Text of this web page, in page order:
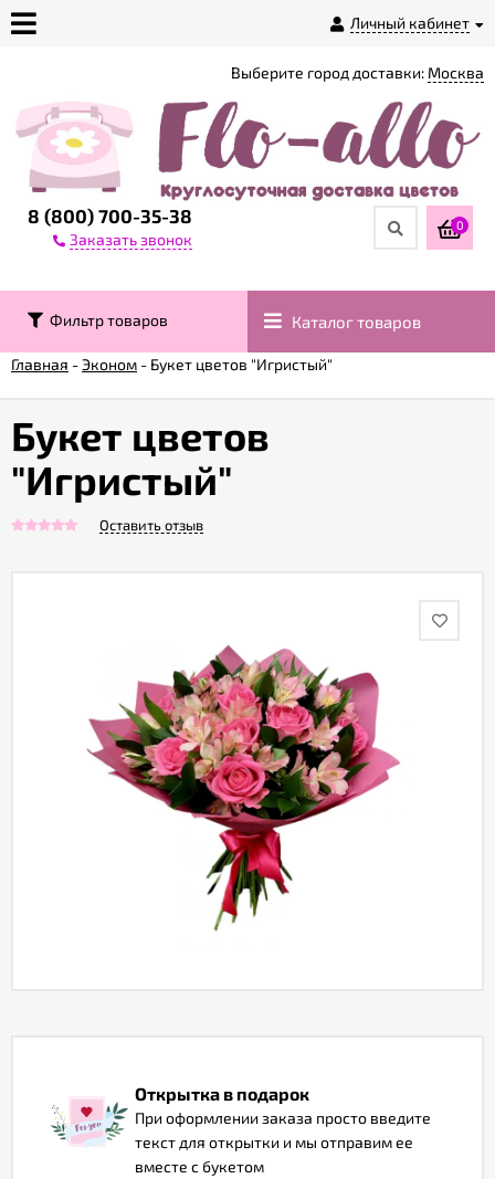
Личный кабинет
магазине
Доставка
Контакты
Гарантии
8 (800) 700-35-38
Заказать звонок
Выберите город доставки: Москва
0
Фильтр товаров Каталог товаров
Главная -Эконом - Букет цветов "Игристый"
Букет цветов
"Игристый"
Оставить отзыв
Открытка в подарок
При оформлении заказа просто введите
текст для открытки и мы отправим ее
вместе с букетом